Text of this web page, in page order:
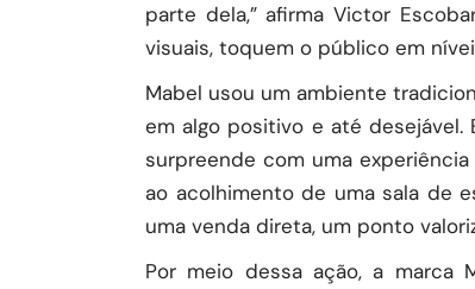
parte dela,” afirma Victor
visuais, toquem o público em
Mabel usou um ambiente
em algo positivo e até
surpreende com uma
ao acolhimento de uma sala de
uma venda direta, um ponto
Por meio dessa ação, a marca